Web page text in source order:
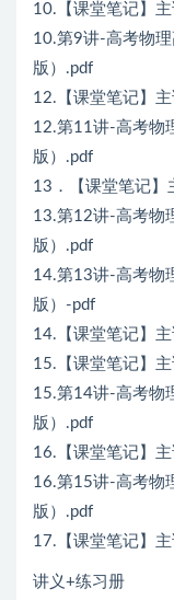
10.【课堂笔记】
10.第9讲-高考物理
版）.pdf
12.【课堂笔记】
12.第11讲-高考物
版）.pdf
13．【课堂笔记】
13.第12讲-高考物
版）.pdf
14.第13讲-高考物
版）-pdf
14.【课堂笔记】
15.【课堂笔记】
15.第14讲-高考物
版）.pdf
16.【课堂笔记】
16.第15讲-高考物
版）.pdf
17.【课堂笔记】
讲义+练习册